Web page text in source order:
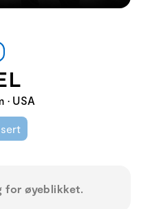
• USA
for øyeblikket.